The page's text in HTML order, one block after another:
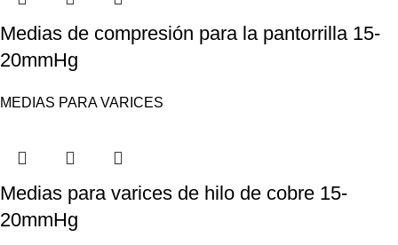
Medias de compresión para la pantorrilla 15-
20mmHg
MEDIAS PARA VARICES
Medias para varices de hilo de cobre 15-
20mmHg